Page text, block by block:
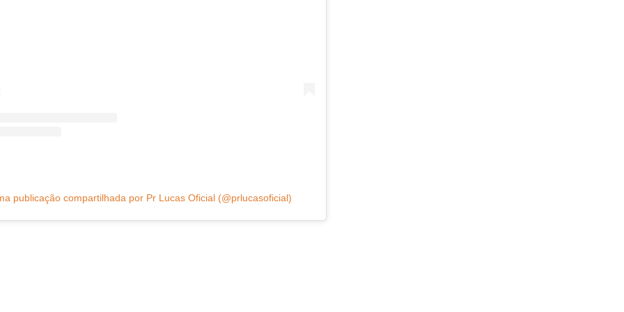
publicação compartilhada por Pr Lucas Oficial (@prlucasoficial)